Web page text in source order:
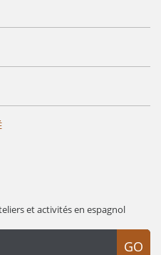
et activités en espagnol
GO